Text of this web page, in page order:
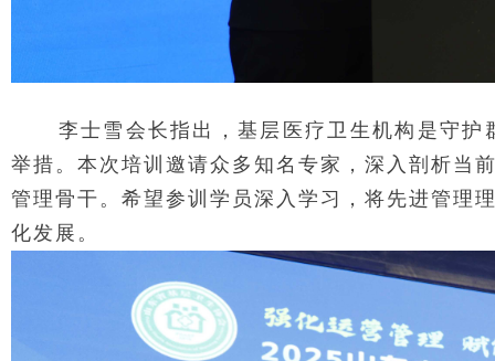
李士雪会长指出，基层医疗卫生机构是守护
举措。本次培训邀请众多知名专家，深入剖析当
管理骨干。希望参训学员深入学习，将先进管理
化发展。